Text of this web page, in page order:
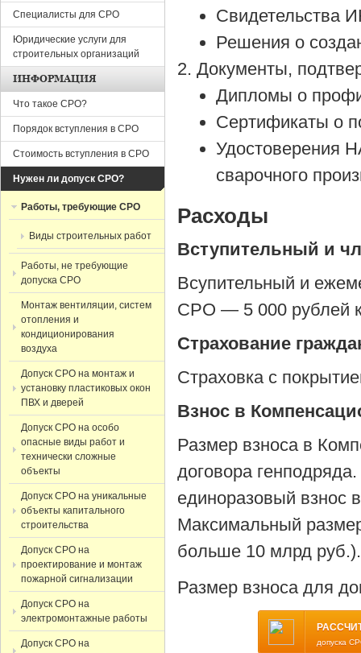
Решения о
Документы,
Дипломы о
Сертификаты о
Удостоверения
сварочного
Расходы
Вступительный и
Всупительный и
СРО — 5 000 рублей
Страхование
Страховка с
Взнос в
Размер взноса в
договора
единоразовый
Максимальный
больше 10 млрд руб.).
Размер взноса для
допуска
Специалисты для СРО
Юридические услуги для
строительных организаций
ИНФОРМАЦИЯ
Что такое СРО?
Порядок вступления в СРО
Стоимость вступления в СРО
Нужен ли допуск СРО?
Работы, требующие СРО
Виды строительных работ
Работы, не требующие
допуска СРО
Монтаж вентиляции, систем
отопления и
кондиционирования
воздуха
Допуск СРО на монтаж и
установку пластиковых окон
ПВХ и дверей
Допуск СРО на особо
опасные виды работ и
технически сложные
объекты
Допуск СРО на уникальные
объекты капитального
строительства
Допуск СРО на
проектирование и монтаж
пожарной сигнализации
Допуск СРО на
электромонтажные работы
Допуск СРО на